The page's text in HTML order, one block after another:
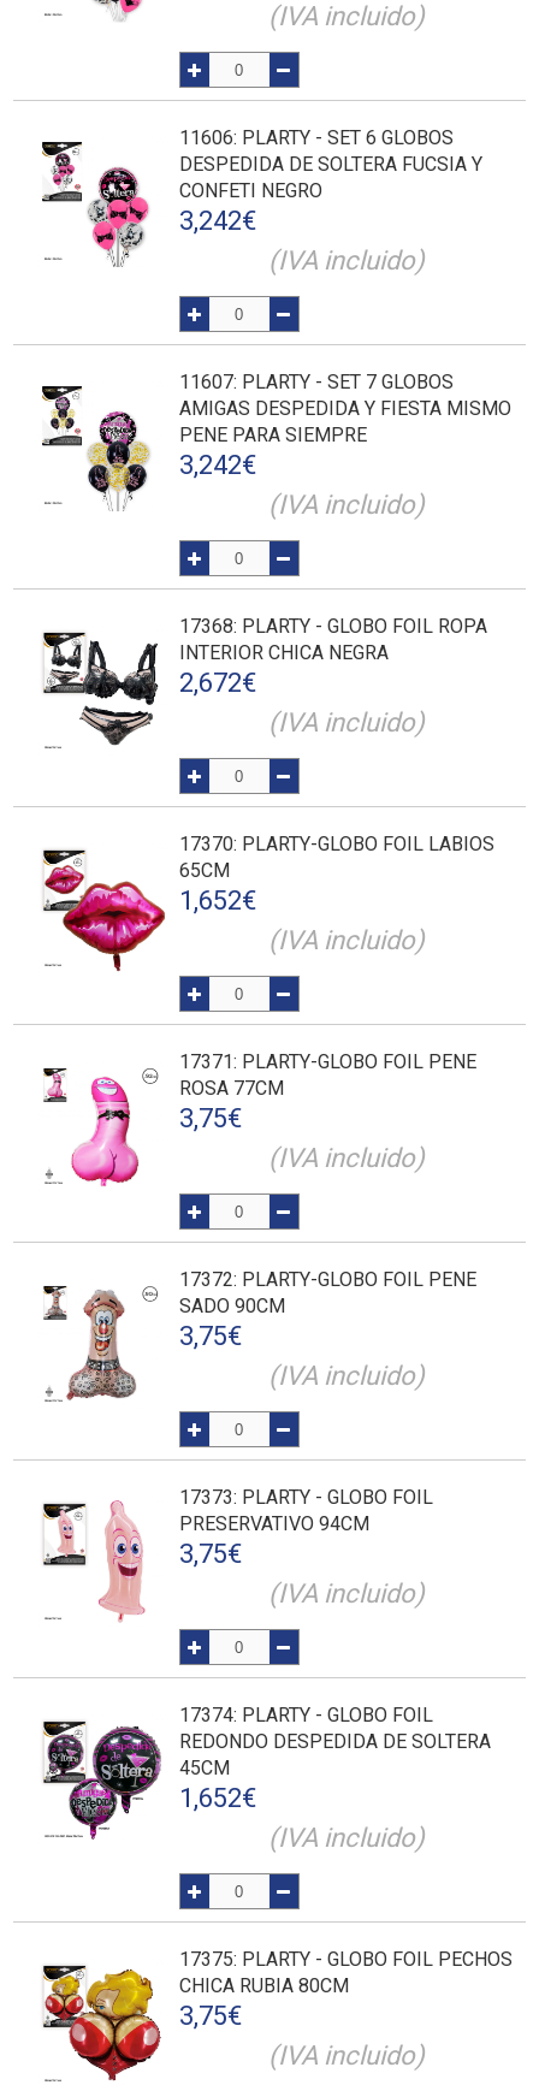
(IVA incluido)
11606: PLARTY - SET 6 GLOBOS
DESPEDIDA DE SOLTERA FUCSIA Y
CONFETI NEGRO
3,242€
(IVA incluido)
11607: PLARTY - SET 7 GLOBOS
AMIGAS DESPEDIDA Y FIESTA MISMO
PENE PARA SIEMPRE
3,242€
(IVA incluido)
17368: PLARTY - GLOBO FOIL ROPA
INTERIOR CHICA NEGRA
2,672€
(IVA incluido)
17370: PLARTY-GLOBO FOIL LABIOS
65CM
1,652€
(IVA incluido)
17371: PLARTY-GLOBO FOIL PENE
ROSA 77CM
3,75€
(IVA incluido)
17372: PLARTY-GLOBO FOIL PENE
SADO 90CM
3,75€
(IVA incluido)
17373: PLARTY - GLOBO FOIL
PRESERVATIVO 94CM
3,75€
(IVA incluido)
17374: PLARTY - GLOBO FOIL
REDONDO DESPEDIDA DE SOLTERA
45CM
1,652€
(IVA incluido)
17375: PLARTY - GLOBO FOIL PECHOS
CHICA RUBIA 80CM
3,75€
(IVA incluido)